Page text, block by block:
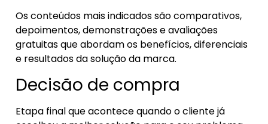
Os conteúdos mais indicados são comparativos,
depoimentos, demonstrações e avaliações
gratuitas que abordam os benefícios, diferenciais
e resultados da solução da marca.
Decisão de compra
Etapa final que acontece quando o cliente já